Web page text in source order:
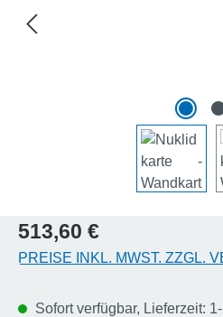
Regulärer Preis:
513,60 €
PREISE INKL. MWST. ZZGL.
Sofort verfügbar, Lieferzeit: